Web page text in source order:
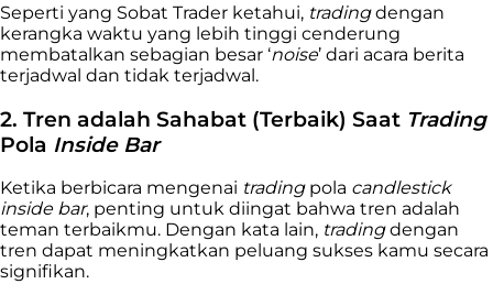
Seperti yang Sobat Trader ketahui, tradingdengan
kerangka waktu yang lebih tinggi cenderung
membatalkan sebagian besar ‘noise’ dari acara berita
terjadwal dan tidak terjadwal.
2. Tren adalah Sahabat (Terbaik) Saat Trading
Pola Inside Bar
Ketika berbicara mengenai tradingpola candlestick
inside bar, penting untuk diingat bahwa tren adalah
teman terbaikmu. Dengan kata lain, tradingdengan
tren dapat meningkatkan peluang sukses kamu secara
signifikan.